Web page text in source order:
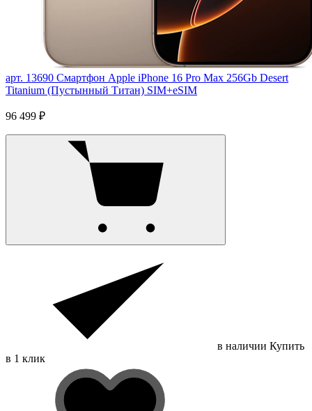
арт. 13690 Смартфон Apple iPhone 16 Pro Max 256Gb Desert
Titanium (Пустынный Титан) SIM+eSIM
96 499 ₽
в наличии Купить
в 1 клик